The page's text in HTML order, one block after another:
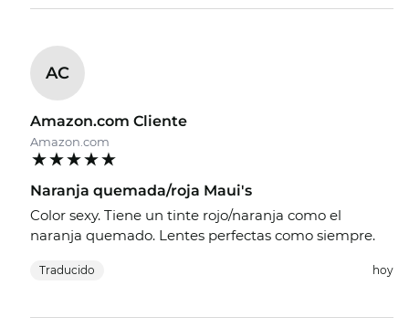
AC
Amazon.com Cliente
Amazon.com
Naranja quemada/roja Maui's
Color sexy. Tiene un tinte rojo/naranja como el
naranja quemado. Lentes perfectas como siempre.
Traducido hoy